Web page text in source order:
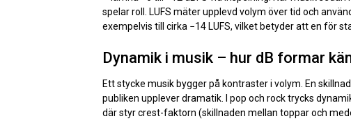
spelar roll. LUFS mäter upplevd volym över tid och
exempelvis till cirka −14 LUFS, vilket betyder att en för
Dynamik i musik – hur dB formar
Ett stycke musik bygger på kontraster i volym. En
publiken upplever dramatik. I pop och rock trycks
där styr crest-faktorn (skillnaden mellan toppar och